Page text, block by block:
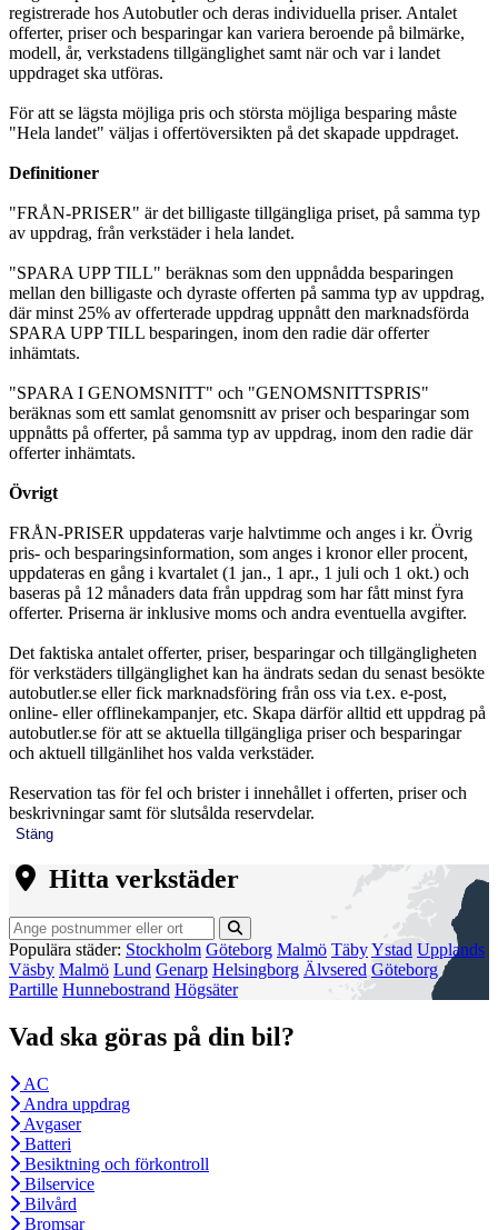
registrerade hos Autobutler och deras individuella priser. Antalet
offerter, priser och besparingar kan variera beroende på bilmärke,
modell, år, verkstadens tillgänglighet samt när och var i landet
uppdraget ska utföras.
För att se lägsta möjliga pris och största möjliga besparing måste
"Hela landet" väljas i offertöversikten på det skapade uppdraget.
Definitioner
"FRÅN-PRISER" är det billigaste tillgängliga priset, på samma typ
av uppdrag, från verkstäder i hela landet.
"SPARA UPP TILL" beräknas som den uppnådda besparingen
mellan den billigaste och dyraste offerten på samma typ av uppdrag,
där minst 25% av offerterade uppdrag uppnått den marknadsförda
SPARA UPP TILL besparingen, inom den radie där offerter
inhämtats.
"SPARA I GENOMSNITT" och "GENOMSNITTSPRIS"
beräknas som ett samlat genomsnitt av priser och besparingar som
uppnåtts på offerter, på samma typ av uppdrag, inom den radie där
offerter inhämtats.
Övrigt
FRÅN-PRISER uppdateras varje halvtimme och anges i kr. Övrig
pris- och besparingsinformation, som anges i kronor eller procent,
uppdateras en gång i kvartalet (1 jan., 1 apr., 1 juli och 1 okt.) och
baseras på 12 månaders data från uppdrag som har fått minst fyra
offerter. Priserna är inklusive moms och andra eventuella avgifter.
Det faktiska antalet offerter, priser, besparingar och tillgängligheten
för verkstäders tillgänglighet kan ha ändrats sedan du senast besökte
autobutler.se eller fick marknadsföring från oss via t.ex. e-post,
online- eller offlinekampanjer, etc. Skapa därför alltid ett uppdrag på
autobutler.se för att se aktuella tillgängliga priser och besparingar
och aktuell tillgänlihet hos valda verkstäder.
Reservation tas för fel och brister i innehållet i offerten, priser och
beskrivningar samt för slutsålda reservdelar.
Stäng
Hitta verkstäder
Populära städer: Stockholm Göteborg Malmö TäbyYstad Upplands
Väsby Malmö Lund Genarp Helsingborg Älvsered Göteborg
Partille Hunnebostrand Högsäter
Vad ska göras på din bil?
AC
Andra uppdrag
Avgaser
Batteri
Besiktning och förkontroll
Bilservice
Bilvård
Bromsar